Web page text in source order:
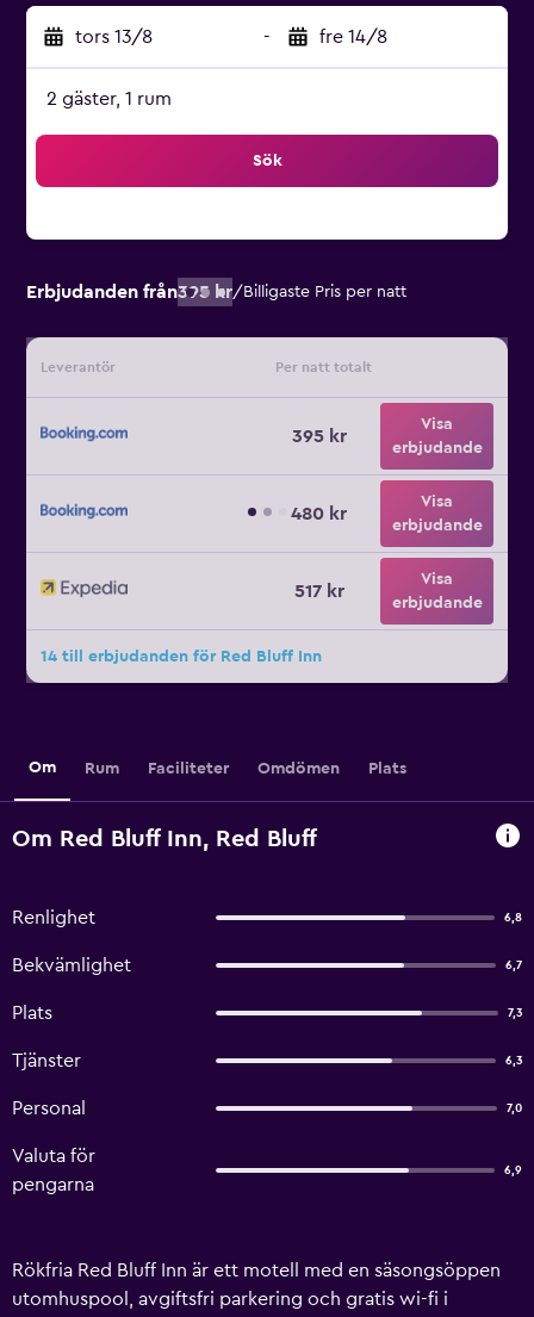
tors 13/8 - fre 14/8
2 gäster, 1 rum
Sök
Erbjudanden från395 kr/ Billigaste Pris per natt
Leverantör Per natt totalt
395 kr
Visa
erbjudande
480 kr
Visa
erbjudande
517 kr
Visa
erbjudande
14 till erbjudanden för Red Bluff Inn
Om Rum Faciliteter Omdömen Plats
Om Red Bluff Inn, Red Bluff
Renlighet 6,8
Bekvämlighet 6,7
Plats 7,3
Tjänster 6,3
Personal 7,0
Valuta för
pengarna
6,9
Rökfria Red Bluff Inn är ett motell med en säsongsöppen
utomhuspool, avgiftsfri parkering och gratis wi-fi i